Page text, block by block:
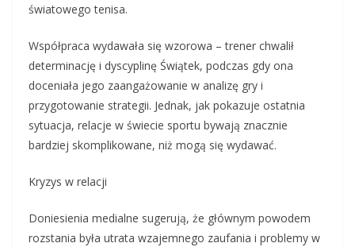
światowego tenisa.
Współpraca wydawała się wzorowa – trener chwalił
determinację i dyscyplinę Świątek, podczas gdy ona
doceniała jego zaangażowanie w analizę gry i
przygotowanie strategii. Jednak, jak pokazuje ostatnia
sytuacja, relacje w świecie sportu bywają znacznie
bardziej skomplikowane, niż mogą się wydawać.
Kryzys w relacji
Doniesienia medialne sugerują, że głównym powodem
rozstania była utrata wzajemnego zaufania i problemy w